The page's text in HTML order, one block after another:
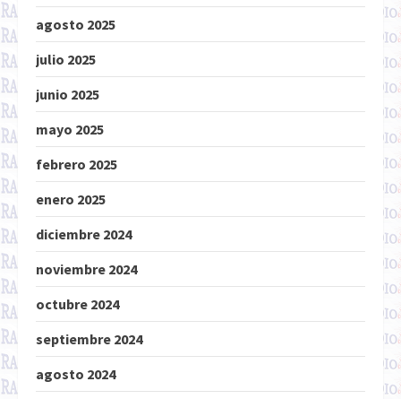
agosto 2025
julio 2025
junio 2025
mayo 2025
febrero 2025
enero 2025
diciembre 2024
noviembre 2024
octubre 2024
septiembre 2024
agosto 2024